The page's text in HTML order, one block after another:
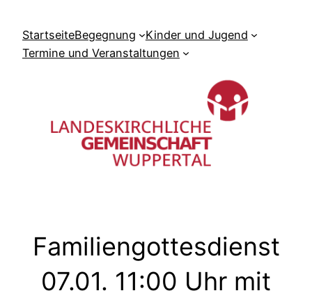
Inhalt
springen
StartseiteBegegnung
Kinder und Jugend
Termine und Veranstaltungen
Familiengottesdienst
07.01. 11:00 Uhr mit